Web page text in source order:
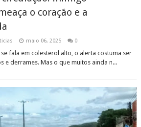
o coração e a
maio 06, 2025 0
fala em colesterol alto, o alerta costuma ser
e derrames. Mas o que muitos ainda n...